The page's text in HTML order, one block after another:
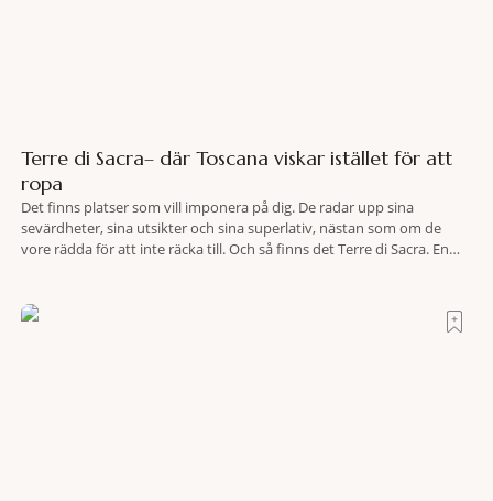
Terre di Sacra– där Toscana viskar istället för att
ropa
Det finns platser som vill imponera på dig. De radar upp sina
sevärdheter, sina utsikter och sina superlativ, nästan som om de
vore rädda för att inte räcka till. Och så finns det Terre di Sacra. En